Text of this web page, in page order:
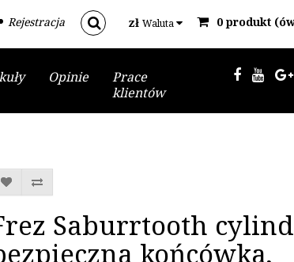
Rejestracja zł Waluta 0 produkt
Opinie
Prace
klientów
Saburrtooth
końcówka,